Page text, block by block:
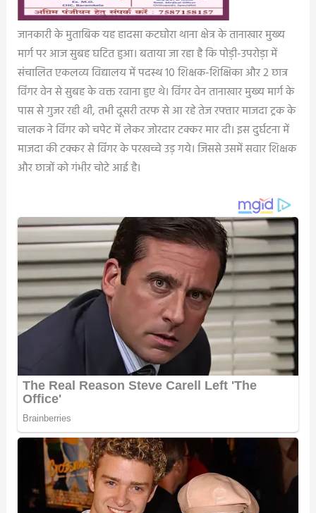
जानकारी के मुताबिक यह हादसा कटघोरा थाना क्षेत्र के तानाखार मुख्य
मार्ग पर आज सुबह घटित हुआ। बताया जा रहा है कि पोड़ी-उपरोड़ा में
संचालित एकलव्य विद्यालय में पदस्थ 10 शिक्षक-शिक्षिका और 2 छात्र
विंगर वेन से सुबह के वक्त रवाना हुए थे। विंगर वेन तानाखार मुख्य मार्ग के
पास से गुजर रही थी, तभी दूसरी तरफ से आ रहे तेज रफ्तार माजदा ट्रक के
चालक ने विंगर को चपेट में लेकर जोरदार टक्कर मार दी। इस दुर्घटना में
माजदा की टक्कर से विंगर के परखच्चे उड़ गये। जिससे उसमें सवार शिक्षक
और छात्रों को गंभीर चोटे आई है।